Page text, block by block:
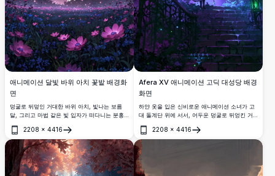
애니메이션 달빛 바위 아치 꽃밭 배경화
면
덩굴로 뒤덮인 거대한 바위 아치, 빛나는 보름
달, 그리고 마법 같은 빛 입자가 떠다니는 분홍
숨막히는 애니메이션 밤 장면.
2208 × 4416
열기
Afera XV 애니메이션 고딕 대성당 배경
화면
하얀 옷을 입은 신비로운 애니메이션 소녀가 고
대 돌계단 위에 서서, 어두운 덩굴로 뒤엉킨 거
라색과 파란색 마법 빛에 둘러싸여 있습니다.
2208 × 4416
열기